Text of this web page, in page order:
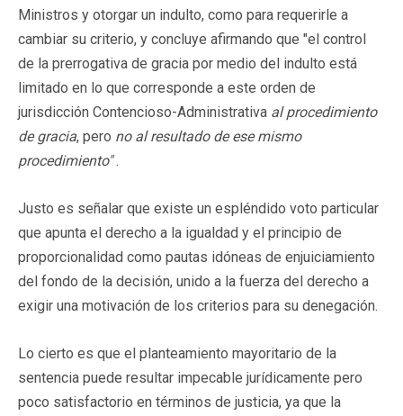
Ministros y otorgar un indulto, como para requerirle a
cambiar su criterio, y concluye afirmando que "el control
de la prerrogativa de gracia por medio del indulto está
limitado en lo que corresponde a este orden de
jurisdicción Contencioso-Administrativa al procedimiento
de gracia, pero no al resultado de ese mismo
procedimiento".
Justo es señalar que existe un espléndido voto particular
que apunta el derecho a la igualdad y el principio de
proporcionalidad como pautas idóneas de enjuiciamiento
del fondo de la decisión, unido a la fuerza del derecho a
exigir una motivación de los criterios para su denegación.
Lo cierto es que el planteamiento mayoritario de la
sentencia puede resultar impecable jurídicamente pero
poco satisfactorio en términos de justicia, ya que la